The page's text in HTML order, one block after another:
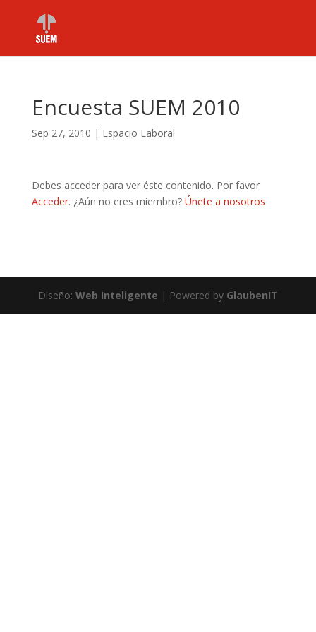
Encuesta SUEM 2010
Sep 27, 2010 | Espacio Laboral
Debes acceder para ver éste contenido. Por favor
Acceder. ¿Aún no eres miembro? Únete a nosotros
Diseño: Web Inteligente | Powered by GlaubenIT